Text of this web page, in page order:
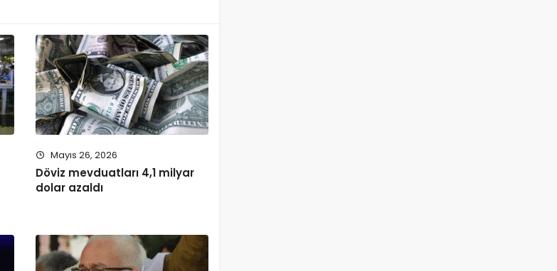
Mayıs 26, 2026
Döviz mevduatları 4,1 milyar
dolar azaldı